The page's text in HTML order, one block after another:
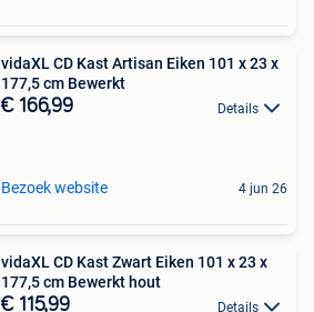
vidaXL CD Kast Artisan Eiken 101 x 23 x
177,5 cm Bewerkt
€ 166,99 Details
Bezoek website 4 jun 26
vidaXL CD Kast Zwart Eiken 101 x 23 x
177,5 cm Bewerkt hout
€ 115,99 Details